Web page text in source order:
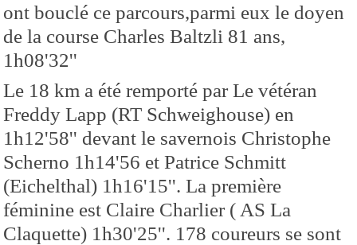
ont bouclé ce parcours,parmi eux le doyen
de la course Charles Baltzli 81 ans,
1h08'32''
Le 18 km a été remporté par Le vétéran
Freddy Lapp (RT Schweighouse) en
1h12'58'' devant le savernois Christophe
Scherno 1h14'56 et Patrice Schmitt
(Eichelthal) 1h16'15''. La première
féminine est Claire Charlier ( AS La
Claquette) 1h30'25''. 178 coureurs se sont